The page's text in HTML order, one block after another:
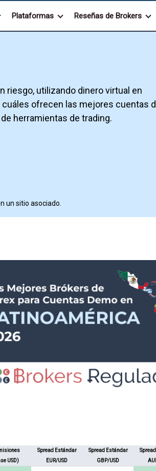
Plataformas Reseñas de Brokers
riesgo, utilizando dinero virtual en
cuáles ofrecen las mejores cuentas
herramientas de trading.
un sitio asociado.
USD)
Spread Estándar
EUR/USD
Spread Estándar
GBP/USD